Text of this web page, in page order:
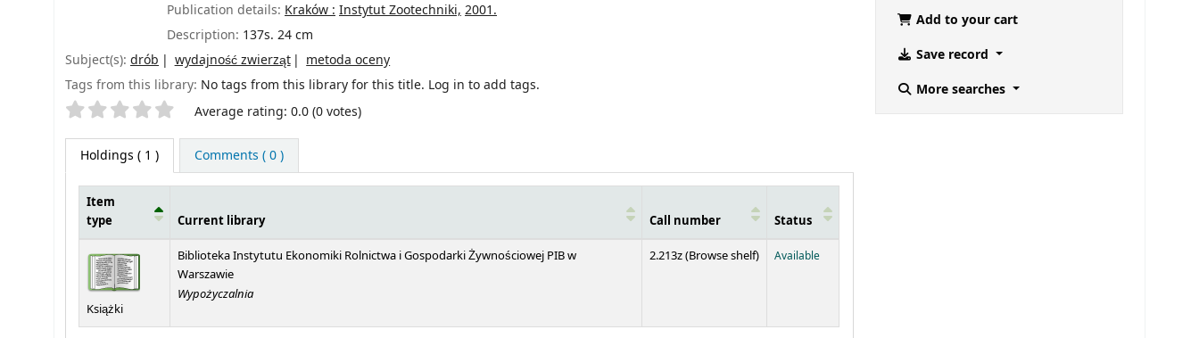
Publication details: Kraków : Instytut Zootechniki, 2001.
Description: 137s. 24 cm
Subject(s): drób wydajność zwierząt
metoda oceny
Tags from this library: No tags from this library for this title. Log in to add tags.
Star ratings Average rating: 0.0 (0 votes)
Holdings ( 1 ) Comments ( 0 )
Item
type
Current library Call number Status
Książki
Biblioteka Instytutu Ekonomiki Rolnictwa i Gospodarki Żywnościowej PIB w
Warszawie
Wypożyczalnia
2.213z (Browse shelf(Opens below)
) Available
Add to your cart
Save record
More searches